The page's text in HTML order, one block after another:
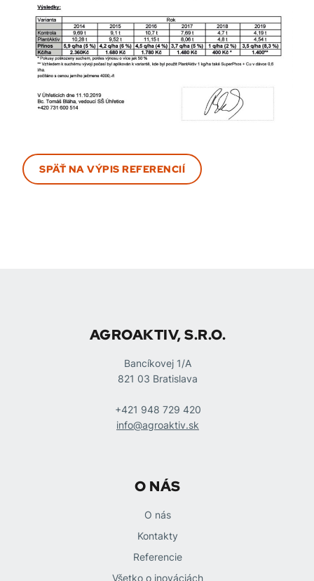
SPÄŤ NA VÝPIS REFERENCIÍ
AGROAKTIV, S.R.O.
Bancíkovej 1/A
821 03 Bratislava
+421 948 729 420
info@agroaktiv.sk
O NÁS
O nás
Kontakty
Referencie
Všetko o inováciách